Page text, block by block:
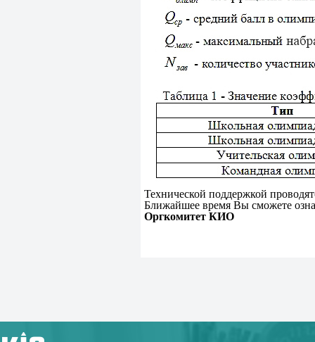
Технической поддержкой
Ближайшее время Вы сможете
Оргкомитет КИО